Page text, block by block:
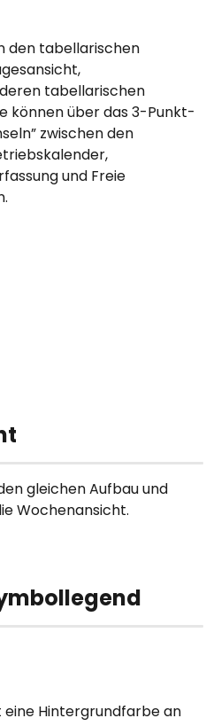
den tabellarischen
tabellarischen
können über das 3-Punkt-
zwischen den
und Freie
Wochenansicht.
eine Hintergrundfarbe an